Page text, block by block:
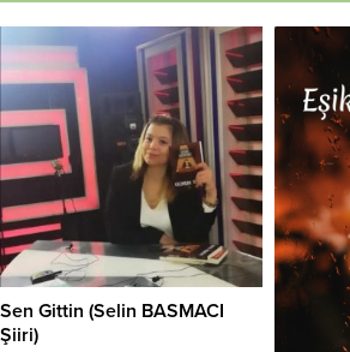
Sen Gittin (Selin BASMACI
Şiiri)